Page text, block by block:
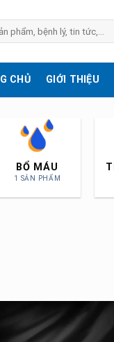
CHỦ GIỚI THIỆU
BỔ NÃO
3 SẢN PHẨM